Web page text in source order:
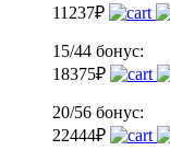
11 237₽
15/44 бонус:
18375₽
20/56 бонус:
22444₽